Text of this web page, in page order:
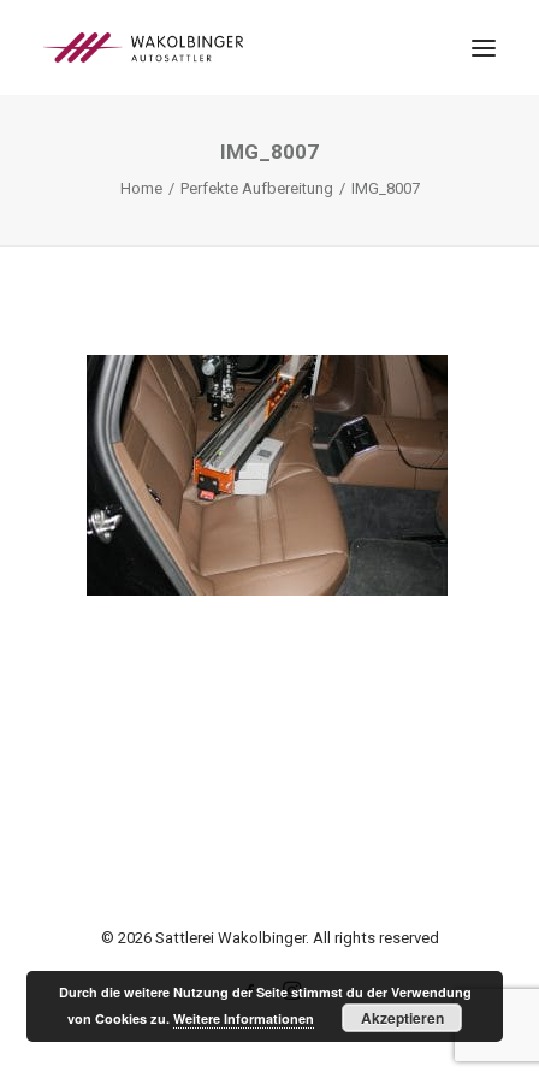
LEISTUNGEN
SEARCH
IMG_8007
Home Perfekte Aufbereitung IMG_8007
© 2026 Sattlerei Wakolbinger. All rights reserved
Durch die weitere Nutzung der Seite stimmst du der Verwendung
von Cookies zu.Weitere Informationen Akzeptieren